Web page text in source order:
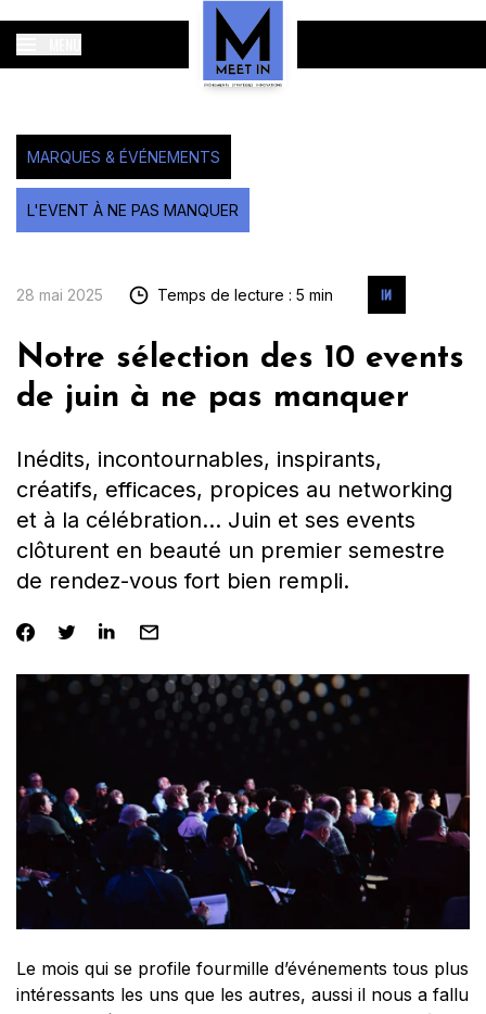
MARQUES & ÉVÉNEMENTS
L'EVENT À NE PAS MANQUER
28 mai 2025 Temps de lecture : 5 min
Notre sélection des 10 events
de juin à ne pas manquer
Inédits, incontournables, inspirants,
créatifs, efficaces, propices au networking
et à la célébration… Juin et ses events
clôturent en beauté un premier semestre
de rendez-vous fort bien rempli.
Le mois qui se profile fourmille d’événements tous plus
intéressants les uns que les autres, aussi il nous a fallu